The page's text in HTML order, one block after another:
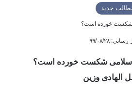
جدید
شکست خورده است؟
۹۹/۰۸/۲۸
اسلامی شکست خورده است؟
الهادی وزین